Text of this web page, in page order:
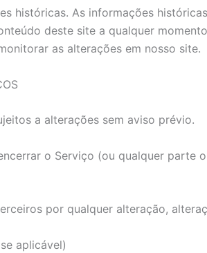
históricas. As informações
deste site a qualquer
as alterações em nosso site.
a alterações sem aviso prévio.
o Serviço (ou qualquer parte
por qualquer alteração,
aplicável)